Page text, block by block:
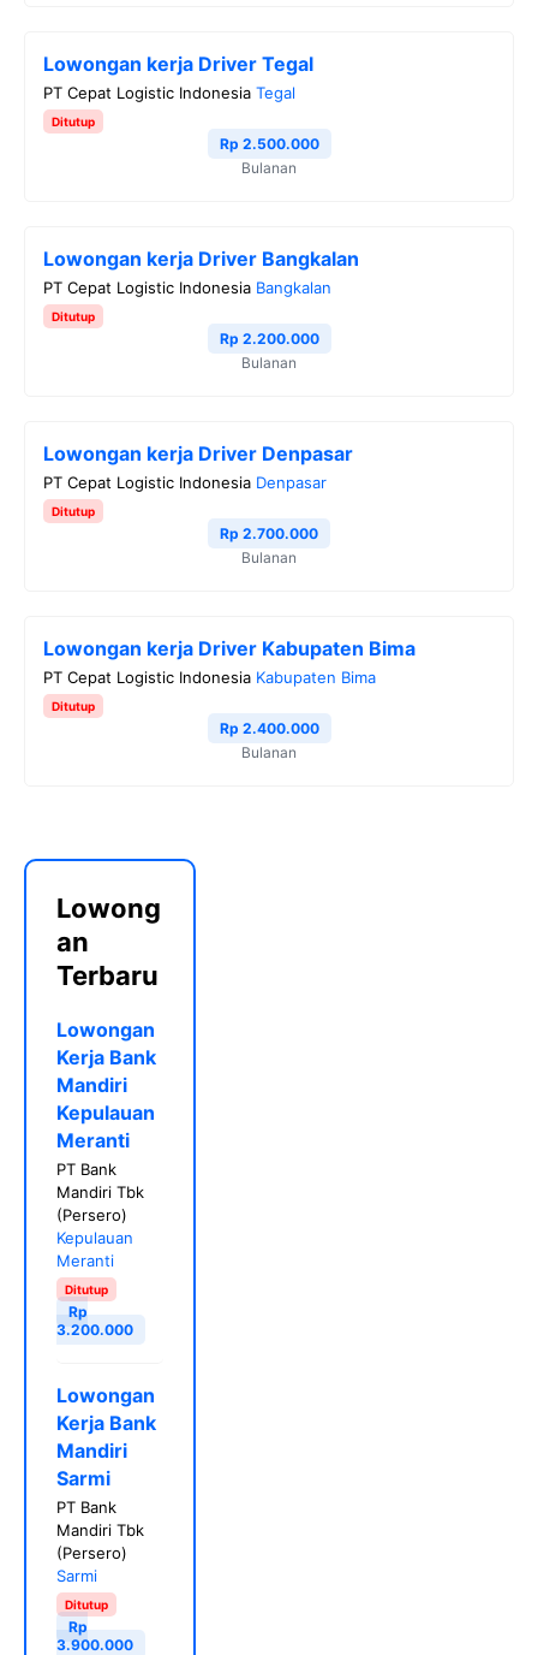
Lowongan kerja Driver Tegal
PT Cepat Logistic Indonesia Tegal
Ditutup
Rp 2.500.000
Bulanan
Lowongan kerja Driver Bangkalan
PT Cepat Logistic Indonesia Bangkalan
Ditutup
Rp 2.200.000
Bulanan
Lowongan kerja Driver Denpasar
PT Cepat Logistic Indonesia Denpasar
Ditutup
Rp 2.700.000
Bulanan
Lowongan kerja Driver Kabupaten Bima
PT Cepat Logistic Indonesia Kabupaten Bima
Ditutup
Rp 2.400.000
Bulanan
Lowong
an
Terbaru
Lowongan
Kerja Bank
Mandiri
Kepulauan
Meranti
PT Bank
Mandiri Tbk
(Persero)
Kepulauan
Meranti
Ditutup
Rp
3.200.000
Lowongan
Kerja Bank
Mandiri
Sarmi
PT Bank
Mandiri Tbk
(Persero)
Sarmi
Ditutup
Rp
3.900.000